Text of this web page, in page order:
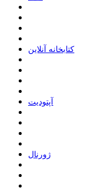
ﮐﺘﺎﺑﺨﺎﻧﻪ ﺁﻧﻼﯾﻦ
ﺁﭘﺘﻮﺩﯾﺖ
ﮊﻭﺭﻧﺎﻝ